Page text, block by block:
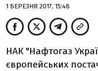
1 БЕРЕЗНЯ 2017, 15:48
НАК "Нафтогаз
європейських